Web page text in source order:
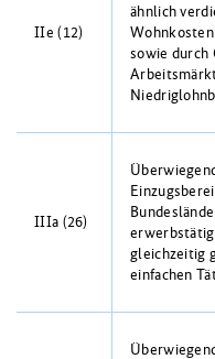
IIe (12)
ähnlich
sowie durch
IIIa (26)
gleichzeitig
einfachen